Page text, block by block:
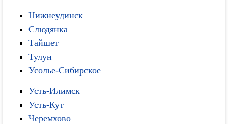
Нижнеудинск
Слюдянка
Тайшет
Тулун
Усолье-Сибирское
Усть-Илимск
Усть-Кут
Черемхово